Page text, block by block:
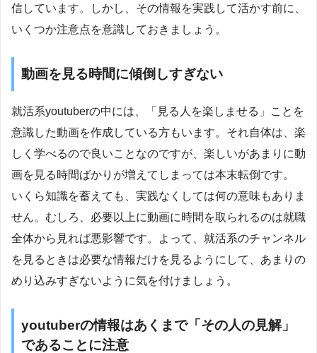
信しています。しかし、その情報を実践して活かす前に、
いくつか注意点を意識しておきましょう。
動画を見る時間に傾倒しすぎない
就活系youtuberの中には、「見る人を楽しませる」ことを
意識した動画を作成している方もいます。それ自体は、楽
しく学べるので良いことなのですが、楽しいがあまりに動
画を見る時間ばかりが増えてしまっては本末転倒です。
いくら知識を蓄えても、実践なくしては何の意味もありま
せん。むしろ、必要以上に動画に時間を取られるのは就職
全体から見れば悪影響です。よって、就活系のチャンネル
を見るときは必要な情報だけを見るようにして、あまりの
めり込みすぎないように気を付けましょう。
youtuberの情報はあくまで「その人の見解」
であることに注意